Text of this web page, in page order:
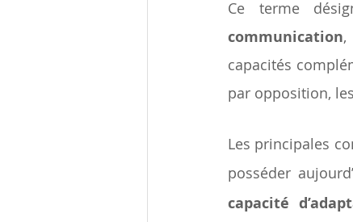
Ce terme
communication,
capacités
par opposition, les
Les principales
posséder
capacité